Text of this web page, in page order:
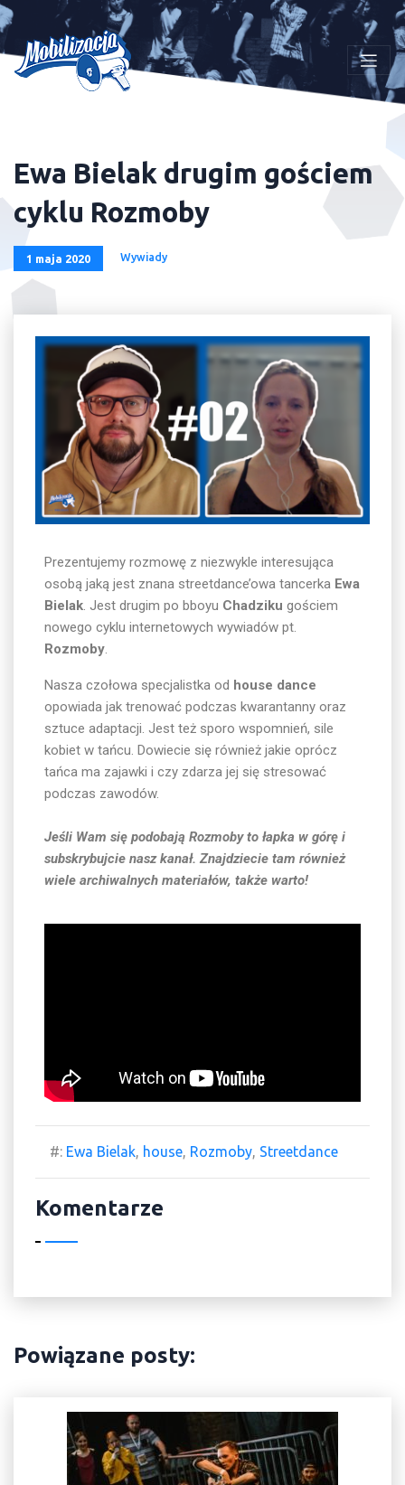
Ewa Bielak drugim gościem
cyklu Rozmoby
1 maja 2020 Wywiady
Prezentujemy rozmowę z niezwykle interesująca
osobą jaką jest znana streetdance’owa tancerka Ewa
Bielak. Jest drugim po bboyu Chadziku gościem
nowego cyklu internetowych wywiadów pt.
Rozmoby.
Nasza czołowa specjalistka od house dance
opowiada jak trenować podczas kwarantanny oraz
sztuce adaptacji. Jest też sporo wspomnień, sile
kobiet w tańcu. Dowiecie się również jakie oprócz
tańca ma zajawki i czy zdarza jej się stresować
podczas zawodów.
Jeśli Wam się podobają Rozmoby to łapka w górę i
subskrybujcie nasz kanał. Znajdziecie tam również
wiele archiwalnych materiałów, także warto!
#: Ewa Bielak, house, Rozmoby, Streetdance
Komentarze
Powiązane posty: